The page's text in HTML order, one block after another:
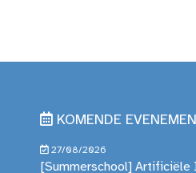
KOMENDE
27/08/2026
[Summerschool]